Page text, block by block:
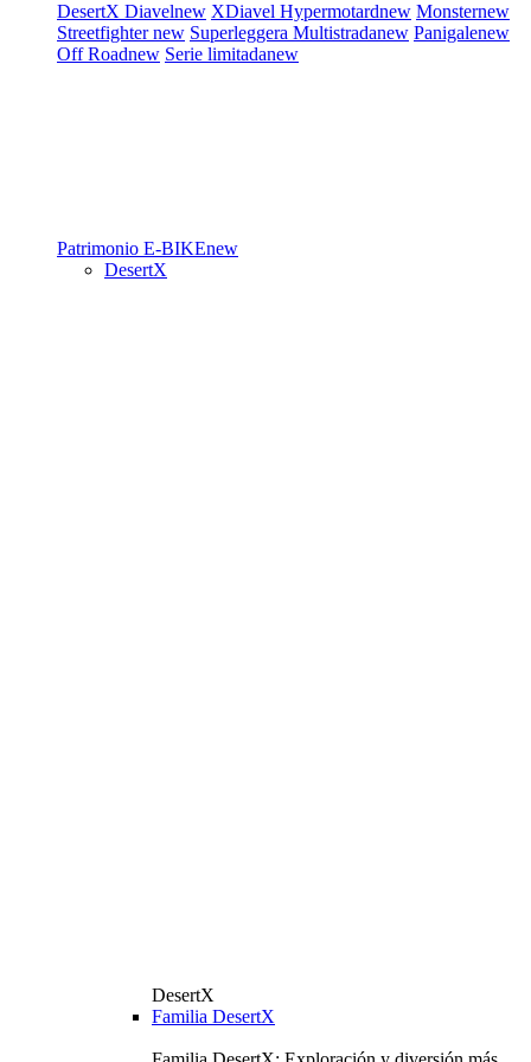
DesertX Diavelnew XDiavel Hypermotardnew Monsternew
Streetfighternew Superleggera Multistradanew Panigalenew
Off Roadnew Serie limitadanew
Patrimonio E-BIKEnew
DesertX
DesertX
Familia DesertX